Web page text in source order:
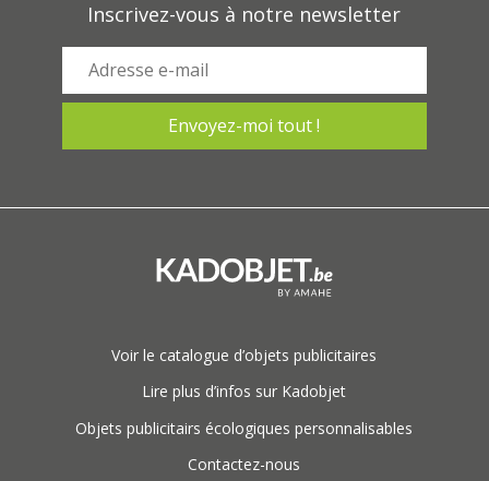
Inscrivez-vous à notre newsletter
Voir le catalogue d’objets publicitaires
Lire plus d’infos sur Kadobjet
Objets publicitairs écologiques personnalisables
Contactez-nous